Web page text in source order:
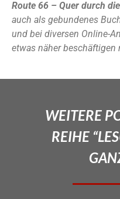
Route 66 – Quer durch
auch als gebundenes
und bei diversen Online-
etwas näher beschäftigen
WEITERE
REIHE